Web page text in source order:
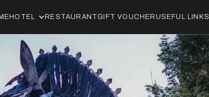
HOTEL RESTAURANT GIFT VOUCHER USEFUL LINKS